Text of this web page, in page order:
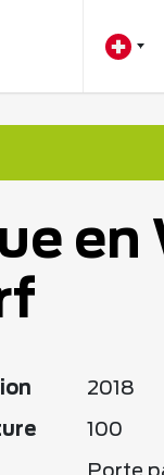
en
2018
100